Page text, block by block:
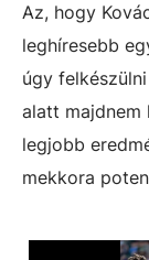
Az, hogy
leghíresebb
úgy
alatt majdnem
legjobb
mekkora